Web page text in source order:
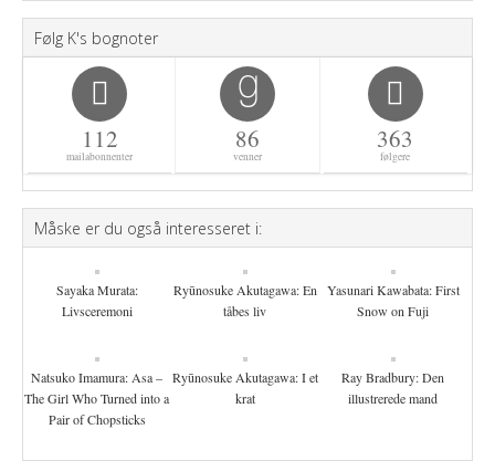
Følg K's bognoter
112
mailabonnenter
86
venner
363
følgere
Måske er du også interesseret i:
Sayaka Murata:
Livsceremoni
Ryūnosuke Akutagawa: En
tåbes liv
Yasunari Kawabata: First
Snow on Fuji
Natsuko Imamura: Asa –
The Girl Who Turned into a
Pair of Chopsticks
Ryūnosuke Akutagawa: I et
krat
Ray Bradbury: Den
illustrerede mand